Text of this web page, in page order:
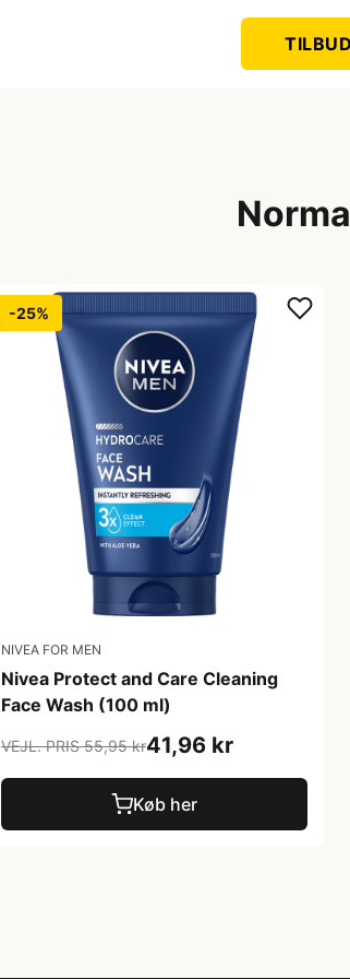
TILBUD
-25%
NIVEA FOR MEN
Nivea Protect and Care Cleaning
Face Wash (100 ml)
VEJL. PRIS 55,95 kr41,96 kr
Køb her